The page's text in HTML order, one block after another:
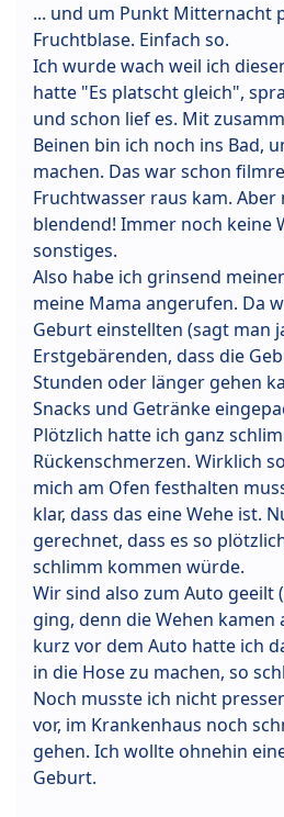
... und um Punkt Mitternacht
Fruchtblase. Einfach so.
Ich wurde wach weil ich
hatte "Es platscht gleich",
und schon lief es. Mit
Beinen bin ich noch ins Bad,
machen. Das war schon
Fruchtwasser raus kam.
blendend! Immer noch keine
sonstiges.
Also habe ich grinsend
meine Mama angerufen. Da
Geburt einstellten (sagt man
Erstgebärenden, dass die
Stunden oder länger gehen
Snacks und Getränke
Plötzlich hatte ich ganz
Rückenschmerzen. Wirklich
mich am Ofen festhalten
klar, dass das eine Wehe ist.
gerechnet, dass es so
schlimm kommen würde.
Wir sind also zum Auto geeilt
ging, denn die Wehen kamen
kurz vor dem Auto hatte ich
in die Hose zu machen, so
Noch musste ich nicht
vor, im Krankenhaus noch
gehen. Ich wollte ohnehin
Geburt.